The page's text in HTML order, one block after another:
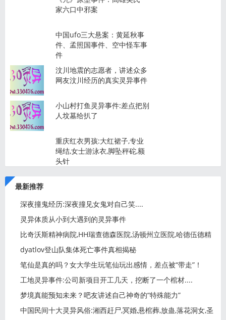
家六口中邪案
中国ufo三大悬案：黄延秋事
件、孟照国事件、空中怪车事
件
汶川地震的志愿者，讲述众多
网友汶川经历的真实灵异事件
小山村打鱼灵异事件:差点把别
人坟墓给扒了
重庆红衣男孩:大红裙子,专业
绳结,女士游泳衣,脚坠秤砣,额
头针
最新推荐
深夜撞鬼经历:深夜撞见女鬼对自己笑....
灵异体质从小到大遇到的灵异事件
比奇沃斯精神病院,HH瑞查德森医院,汤顿州立医院,哈德伍德精
神
dyatlov登山队集体死亡事件真相揭秘
笔仙是真的吗？女大学生玩笔仙玩出感情，差点被“带走”！
工地灵异事件:公司新项目开工几天，挖断了一个棺材....
梦境真能预知未来？吧友讲述自己神奇的“特殊能力”
中国民间十大灵异风俗:湘西赶尸,冥婚,悬棺葬,放蛊,落花洞女,圣